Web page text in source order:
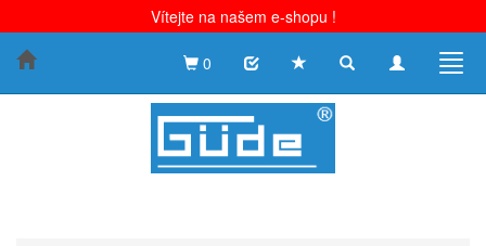
Vítejte na našem e-shopu !
Toggle
Toggle
0